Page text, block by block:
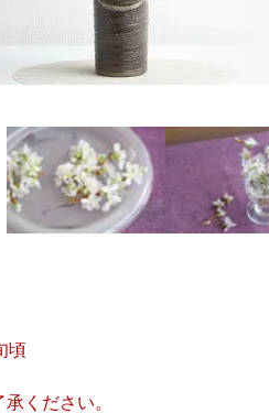
頃
ください。